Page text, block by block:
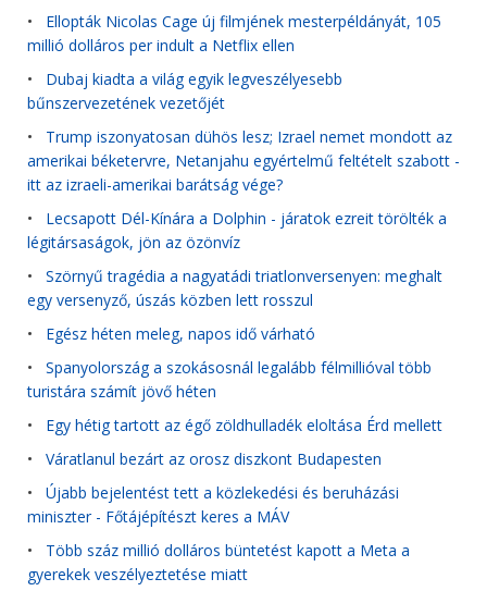
• Ellopták Nicolas Cage új filmjének mesterpéldányát, 105
millió dolláros per indult a Netflix ellen
• Dubaj kiadta a világ egyik legveszélyesebb
bűnszervezetének vezetőjét
• Trump iszonyatosan dühös lesz; Izrael nemet mondott az
amerikai béketervre, Netanjahu egyértelmű feltételt szabott -
itt az izraeli-amerikai barátság vége?
• Lecsapott Dél-Kínára a Dolphin - járatok ezreit törölték a
légitársaságok, jön az özönvíz
• Szörnyű tragédia a nagyatádi triatlonversenyen: meghalt
egy versenyző, úszás közben lett rosszul
• Egész héten meleg, napos idő várható
• Spanyolország a szokásosnál legalább félmillióval több
turistára számít jövő héten
• Egy hétig tartott az égő zöldhulladék eloltása Érd mellett
• Váratlanul bezárt az orosz diszkont Budapesten
• Újabb bejelentést tett a közlekedési és beruházási
miniszter - Főtájépítészt keres a MÁV
• Több száz millió dolláros büntetést kapott a Meta a
gyerekek veszélyeztetése miatt